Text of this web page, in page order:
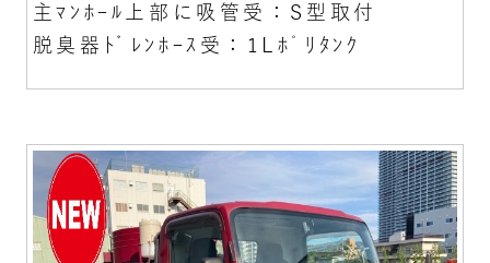
主ﾏﾝﾎｰﾙ上部に吸管受：S型取付
脱臭器ﾄﾞﾚﾝﾎｰｽ受：1Lﾎﾟﾘﾀﾝｸ